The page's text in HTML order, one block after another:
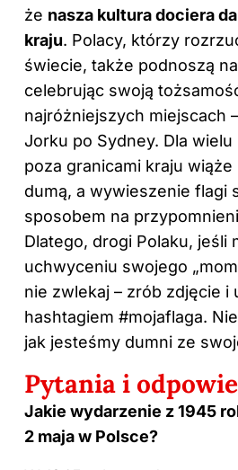
że nasza kultura dociera
kraju. Polacy, którzy
świecie, także podnoszą
celebrując swoją
najróżniejszych miejscach
Jorku po Sydney. Dla
poza granicami kraju
dumą, a wywieszenie flagi
sposobem na
Dlatego, drogi Polaku, jeśli
uchwyceniu swojego
nie zwlekaj – zrób zdjęcie i
hashtagiem #mojaflaga.
jak jesteśmy dumni ze
Pytania i
Jakie wydarzenie z 1945
2 maja w Polsce?